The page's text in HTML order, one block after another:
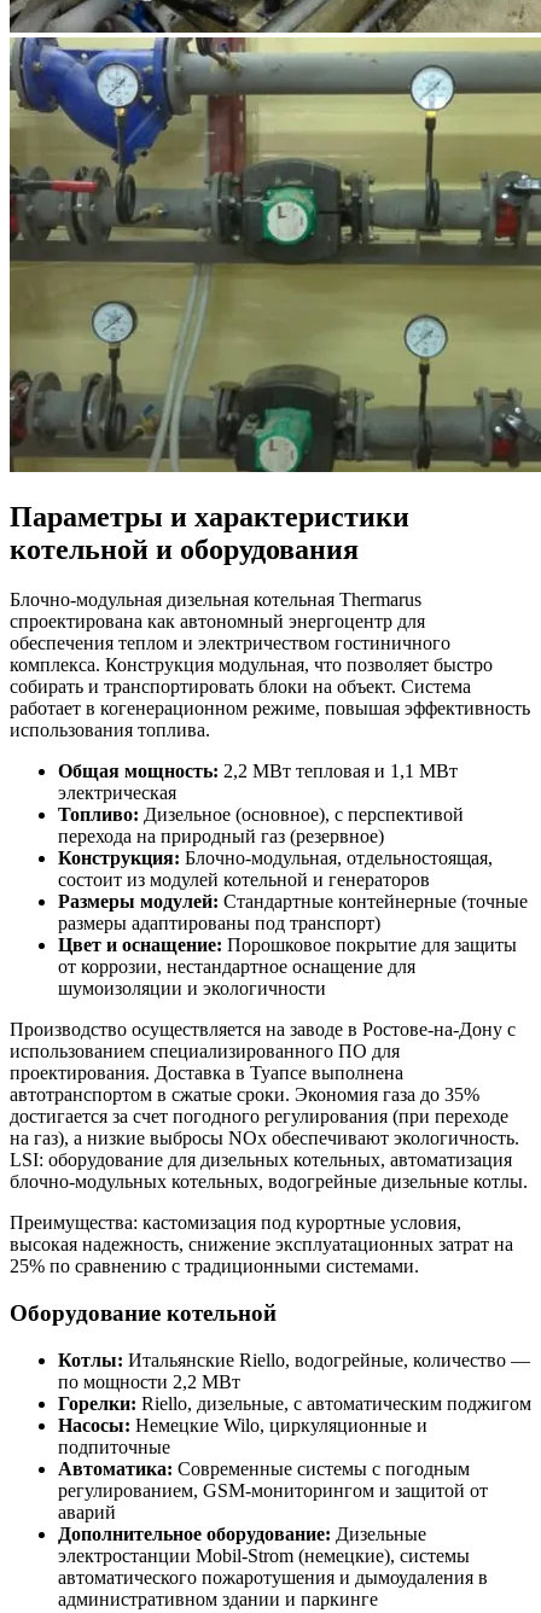
Параметры и характеристики
котельной и оборудования
Блочно-модульная дизельная котельная Thermarus
спроектирована как автономный энергоцентр для
обеспечения теплом и электричеством гостиничного
комплекса. Конструкция модульная, что позволяет быстро
собирать и транспортировать блоки на объект. Система
работает в когенерационном режиме, повышая эффективность
использования топлива.
Общая мощность: 2,2 МВт тепловая и 1,1 МВт
электрическая
Топливо: Дизельное (основное), с перспективой
перехода на природный газ (резервное)
Конструкция: Блочно-модульная, отдельностоящая,
состоит из модулей котельной и генераторов
Размеры модулей: Стандартные контейнерные (точные
размеры адаптированы под транспорт)
Цвет и оснащение: Порошковое покрытие для защиты
от коррозии, нестандартное оснащение для
шумоизоляции и экологичности
Производство осуществляется на заводе в Ростове-на-Дону с
использованием специализированного ПО для
проектирования. Доставка в Туапсе выполнена
автотранспортом в сжатые сроки. Экономия газа до 35%
достигается за счет погодного регулирования (при переходе
на газ), а низкие выбросы NOx обеспечивают экологичность.
LSI: оборудование для дизельных котельных, автоматизация
блочно-модульных котельных, водогрейные дизельные котлы.
Преимущества: кастомизация под курортные условия,
высокая надежность, снижение эксплуатационных затрат на
25% по сравнению с традиционными системами.
Оборудование котельной
Котлы: Итальянские Riello, водогрейные, количество —
по мощности 2,2 МВт
Горелки: Riello, дизельные, с автоматическим поджигом
Насосы: Немецкие Wilo, циркуляционные и
подпиточные
Автоматика: Современные системы с погодным
регулированием, GSM-мониторингом и защитой от
аварий
Дополнительное оборудование: Дизельные
электростанции Mobil-Strom (немецкие), системы
автоматического пожаротушения и дымоудаления в
административном здании и паркинге